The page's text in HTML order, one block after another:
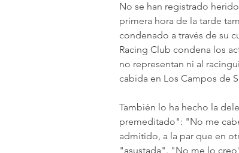
No se han registrado
primera hora de la tarde
condenado a través de su
Racing Club condena los
no representan ni al
cabida en Los Campos de
También lo ha hecho la
premeditado": "No me
admitido, a la par que en
"asustada". "No me lo